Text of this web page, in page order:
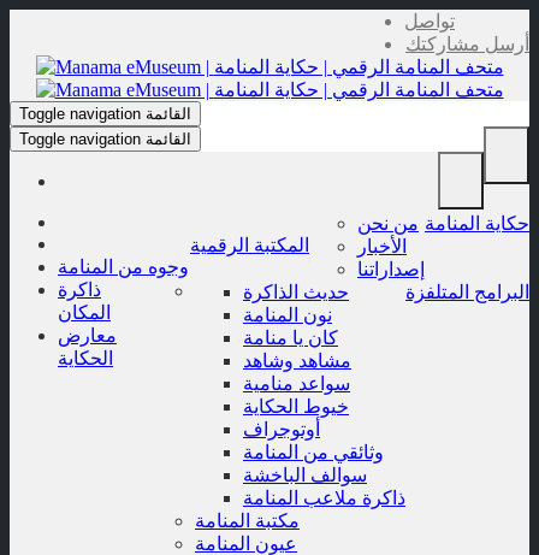
content
تواصل
أرسل مشاركتك
Toggle navigation القائمة
Toggle navigation القائمة
حكاية المنامة من نحن
الأخبار
إصداراتنا
المكتبة الرقمية
البرامج المتلفزة
حديث الذاكرة
نون المنامة
كان يا منامة
مشاهد وشاهد
سواعد منامية
خيوط الحكاية
أوتوجراف
وثائقي من المنامة
سوالف الباخشة
ذاكرة ملاعب المنامة
مكتبة المنامة
عيون المنامة
وجوه من المنامة
ذاكرة
المكان
معارض
الحكاية